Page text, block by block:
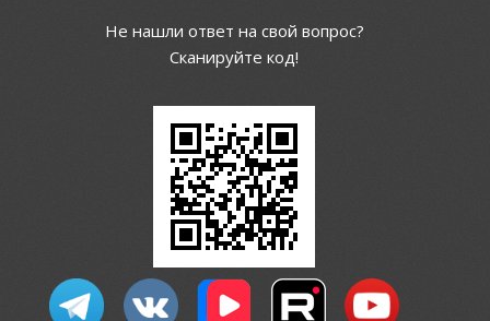
Не нашли ответ на свой вопрос?
Сканируйте код!